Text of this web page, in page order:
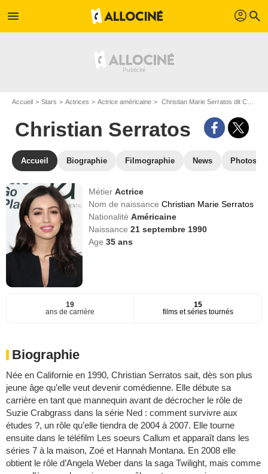
menu profil search
Accueil Stars Actrices Actrice américaine Christian Marie Serratos dit Christian Serratos
Christian Serratos
Accueil Biographie Filmographie News Photos
MétierActrice
Nom de naissanceChristian Marie Serratos
NationalitéAméricaine
Naissance21 septembre 1990
Age35 ans
19
ans de carrière
15
films et séries tournés
Biographie
Née en Californie en 1990, Christian Serratos sait, dès son plus
jeune âge qu’elle veut devenir comédienne. Elle débute sa
carrière en tant que mannequin avant de décrocher le rôle de
Suzie Crabgrass dans la série Ned : comment survivre aux
études ?, un rôle qu’elle tiendra de 2004 à 2007. Elle tourne
ensuite dans le téléfilm Les soeurs Callum et apparaît dans les
séries 7 à la maison, Zoé et Hannah Montana. En 2008 elle
obtient le rôle d’Angela Weber dans la saga Twilight, mais comme